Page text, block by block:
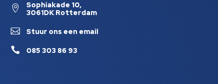

Sophiakade 10,
3061DK Rotterdam
 Stuur ons een email
 085 303 86 93